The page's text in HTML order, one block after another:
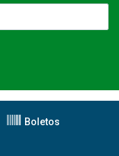
Boletos